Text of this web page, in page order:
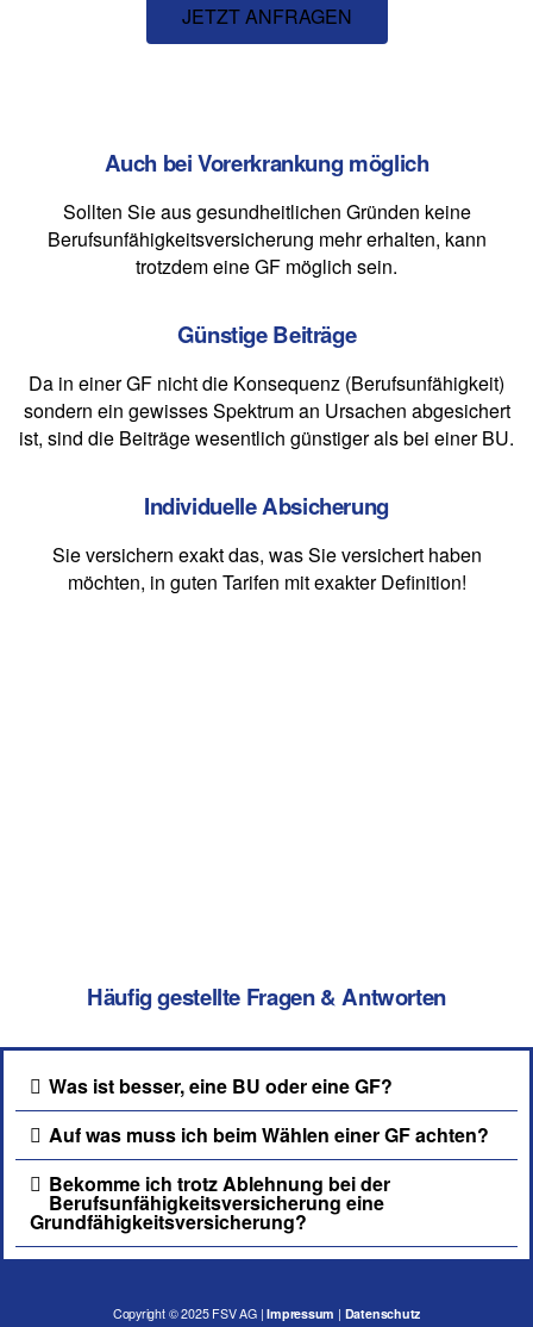
JETZT ANFRAGEN
Auch bei Vorerkrankung möglich
Sollten Sie aus gesundheitlichen Gründen keine
Berufsunfähigkeitsversicherung mehr erhalten, kann
trotzdem eine GF möglich sein.
Günstige Beiträge
Da in einer GF nicht die Konsequenz (Berufsunfähigkeit)
sondern ein gewisses Spektrum an Ursachen abgesichert
ist, sind die Beiträge wesentlich günstiger als bei einer BU.
Individuelle Absicherung
Sie versichern exakt das, was Sie versichert haben
möchten, in guten Tarifen mit exakter Definition!
Häufig gestellte Fragen & Antworten
Was ist besser, eine BU oder eine GF?
Auf was muss ich beim Wählen einer GF achten?
Bekomme ich trotz Ablehnung bei der
Berufsunfähigkeitsversicherung eine
Grundfähigkeitsversicherung?
Copyright © 2025 FSV AG|Impressum | Datenschutz